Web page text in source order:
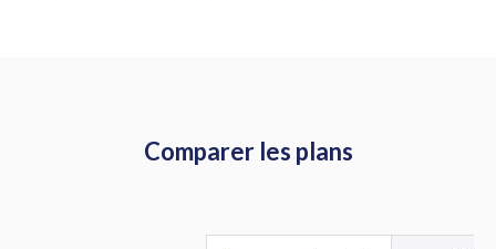
Comparer les plans